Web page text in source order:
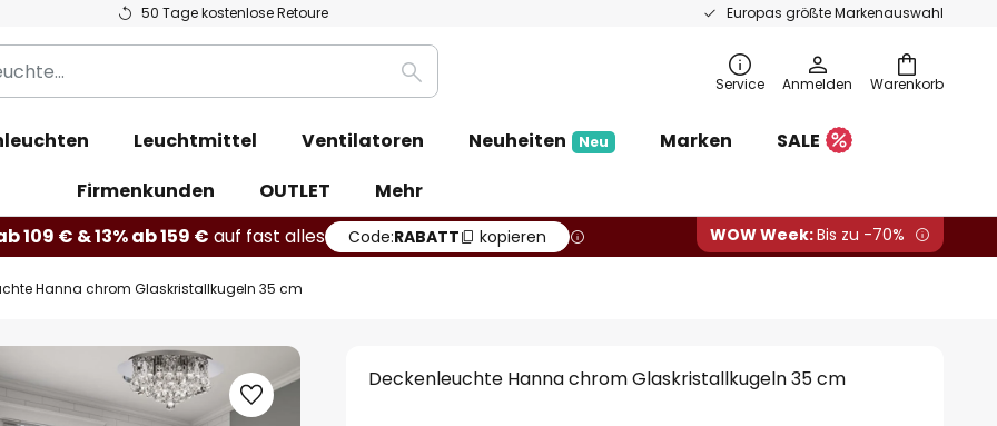
50 Tage kostenlose Retoure Europas größte Markenauswahl
Warenkorb
Suche Service Anmelden
Leuchtmittel Ventilatoren Neuheiten Neu Marken
SALE
Firmenkunden
OUTLET
Mehr
109 € & 13% ab 159 € auf fast alles Code:RABATT kopieren WOW Week:Bis zu -70%
Hanna chrom Glaskristallkugeln 35 cm
Deckenleuchte Hanna chrom Glaskristallkugeln 35 cm